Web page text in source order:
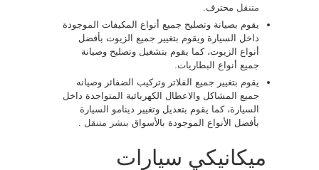
متنقل محترف.
يقوم بصيانة وتصليح جميع أنواع المكيفات الموجودة
داخل السيارة ويقوم بتغيير جميع الزيوت بأفضل
أنواع الزيوت، كما يقوم بتشغيل وتصليح وصيانة
جميع أنواع البطاريات.
يقوم بتغيير جميع الفلاتر وتركيب الضفائر وصيانه
جميع المشاكل والاعطال الكهربائية المتواجدة داخل
السيارة، كما يقوم بتعديل وتغيير دينامو السيارة
بأفضل الأنواع الموجودة بالأسواق بنشر متنقل
ميكانيكي سيارات